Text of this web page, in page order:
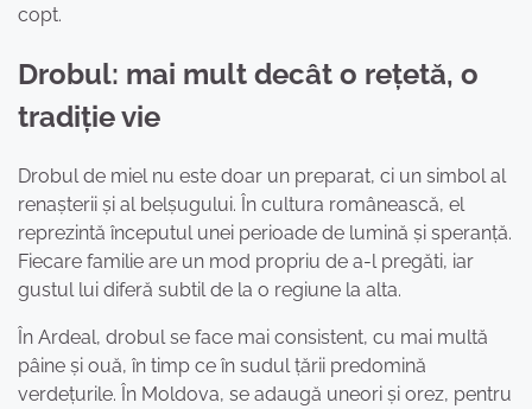
copt.
Drobul: mai mult decât o rețetă, o
tradiție vie
Drobul de miel nu este doar un preparat, ci un simbol al
renașterii și al belșugului. În cultura românească, el
reprezintă începutul unei perioade de lumină și speranță.
Fiecare familie are un mod propriu de a-l pregăti, iar
gustul lui diferă subtil de la o regiune la alta.
În Ardeal, drobul se face mai consistent, cu mai multă
pâine și ouă, în timp ce în sudul țării predomină
verdețurile. În Moldova, se adaugă uneori și orez, pentru